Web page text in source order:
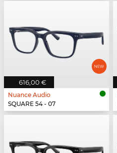
616,00 €
Nuance Audio
SQUARE 54 - 07